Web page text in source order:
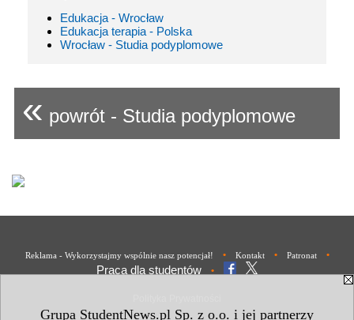
Grupa StudentNews.pl Sp. z o.o. i jej partnerzy
Edukacja - Wrocław
Edukacja terapia - Polska
Wrocław - Studia podyplomowe
« powrót - Studia podyplomowe
Reklama - Wykorzystajmy wspólnie nasz potencjał! • Kontakt • Patronat •
Praca dla studentów •